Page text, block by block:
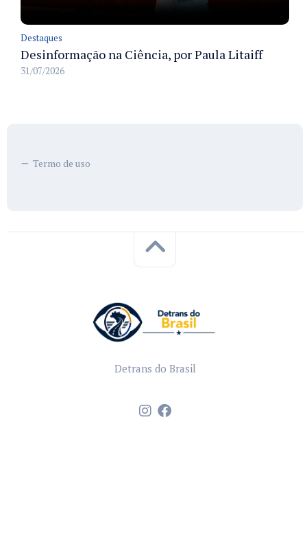
Destaques
Desinformação na Ciência, por Paula Litaiff
31/07/2026
Termo de uso
Detrans do Brasil